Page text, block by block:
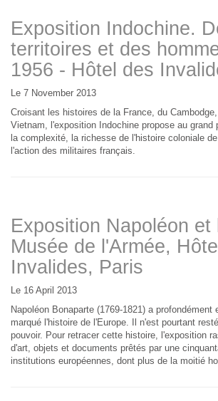
Exposition Indochine.
territoires et des
1956 - Hôtel des
Le 7 November 2013
Croisant les histoires de la France, du
Vietnam, l'exposition Indochine propose au grand
la complexité, la richesse de l'histoire coloniale
l'action des militaires français.
Exposition Napoléon et
Musée de l'Armée,
Invalides, Paris
Le 16 April 2013
Napoléon Bonaparte (1769-1821) a profondément
marqué l'histoire de l'Europe. Il n'est pourtant
pouvoir. Pour retracer cette histoire, l'exposition
d'art, objets et documents prêtés par une
institutions européennes, dont plus de la moitié